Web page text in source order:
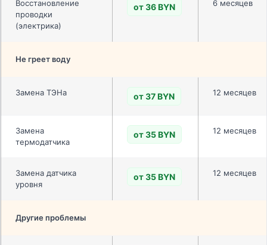
Восстановление
проводки
(электрика)
от 36 BYN 6 месяцев
Не греет воду
Замена ТЭНа от 37 BYN 12 месяцев
Замена
термодатчика
от 35 BYN 12 месяцев
Замена датчика
уровня
от 35 BYN 12 месяцев
Другие проблемы